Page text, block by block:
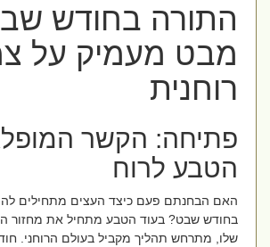
התורה בחודש
מבט מעמיק על
רוחנית
פתיחה: הקשר המופלא
הטבע לרוח
האם הבחנתם פעם כיצד העצים מתחילים
בחודש שבט? בעוד הטבע מתחיל את מחזור
שלו, מתרחש תהליך מקביל בעולם הרוחני.